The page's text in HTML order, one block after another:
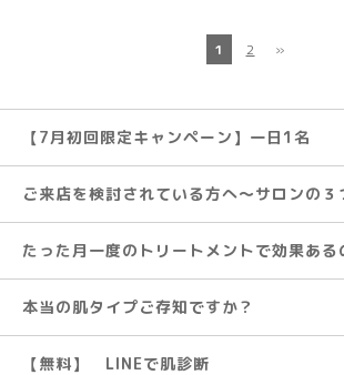
1 2 »
【7月初回限定キャンペーン】一日1名
ご来店を検討されている方へ～サロンの３
たった月一度のトリートメントで効果ある
本当の肌タイプご存知ですか？
【無料】 LINEで肌診断